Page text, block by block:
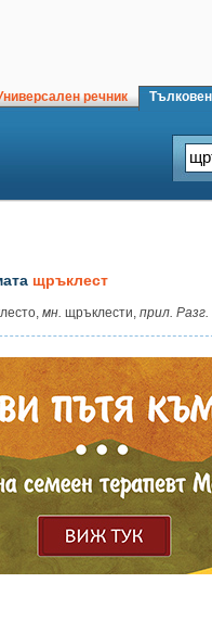
речник
щръклест
мн. щръклести, прил. Разг.